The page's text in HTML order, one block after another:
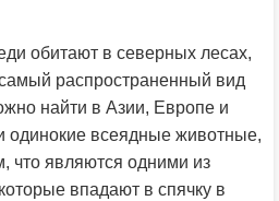
обитают в северных лесах,
распространенный вид
найти в Азии, Европе и
всеядные животные,
что являются одними из
впадают в спячку в